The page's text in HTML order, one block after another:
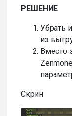
РЕШЕНИЕ
Убрать
из
Вместо
Скрин